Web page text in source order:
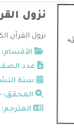
نزول
نزول القرآن
الأقسام:
عدد
سنة
المحقق:
المترجم: